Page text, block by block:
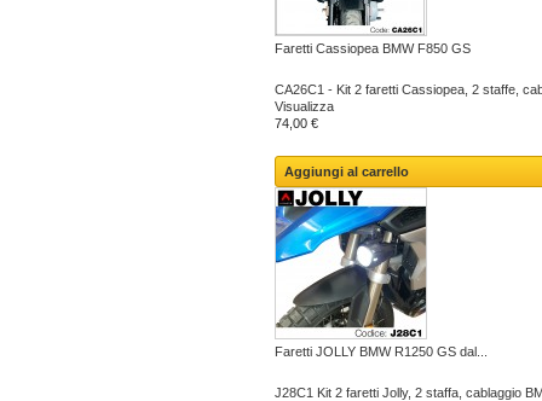
Faretti Cassiopea BMW F850 GS
CA26C1 - Kit 2 faretti Cassiopea, 2 staffe,
Visualizza
74,00 €
Aggiungi al carrello
Faretti JOLLY BMW R1250 GS dal...
J28C1 Kit 2 faretti Jolly, 2 staffa, cablaggio